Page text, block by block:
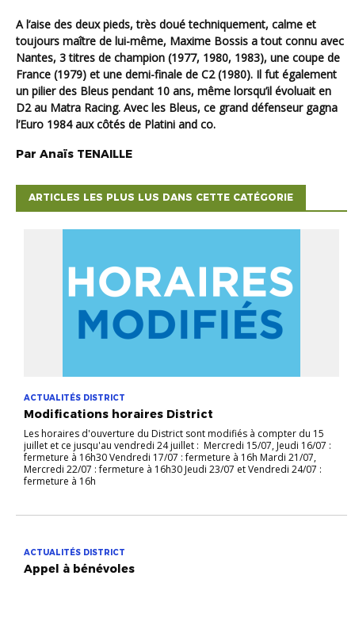
A l’aise des deux pieds, très doué techniquement, calme et
toujours maître de lui-même, Maxime Bossis a tout connu avec
Nantes, 3 titres de champion (1977, 1980, 1983), une coupe de
France (1979) et une demi-finale de C2 (1980). Il fut également
un pilier des Bleus pendant 10 ans, même lorsqu’il évoluait en
D2 au Matra Racing. Avec les Bleus, ce grand défenseur gagna
l’Euro 1984 aux côtés de Platini and co.
Par Anaïs TENAILLE
ARTICLES LES PLUS LUS DANS CETTE CATÉGORIE
ACTUALITÉS DISTRICT
Modifications horaires District
Les horaires d'ouverture du District sont modifiés à compter du 15
juillet et ce jusqu'au vendredi 24 juillet : Mercredi 15/07, Jeudi 16/07 :
fermeture à 16h30 Vendredi 17/07 : fermeture à 16h Mardi 21/07,
Mercredi 22/07 : fermeture à 16h30 Jeudi 23/07 et Vendredi 24/07 :
fermeture à 16h
ACTUALITÉS DISTRICT
Appel à bénévoles